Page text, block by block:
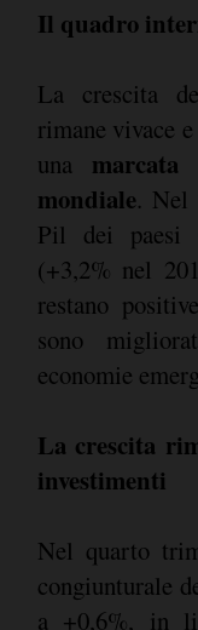
Il quadro
La crescita
rimane vivace
una marcata
mondiale. Nel
Pil dei paesi
(+3,2% nel
restano
sono
economie
La crescita
investimenti
Nel quarto
congiunturale
a +0,6%, in